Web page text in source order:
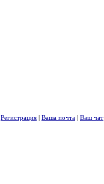
Регистрация | Ваша почта | Ваш чат